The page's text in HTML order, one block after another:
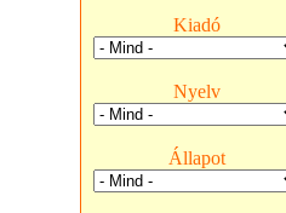
Kiadó
Nyelv
Állapot